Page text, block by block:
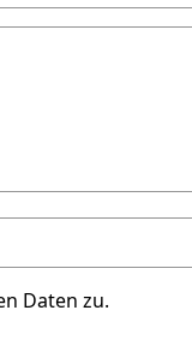
Daten zu.